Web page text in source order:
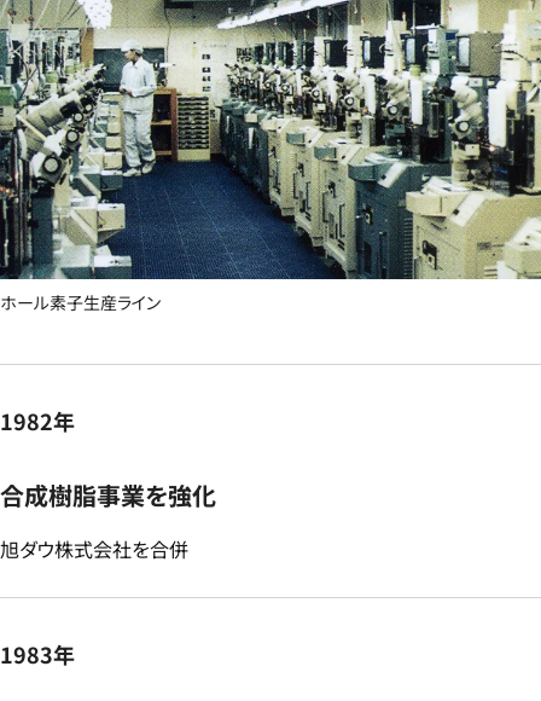
ホール素子生産ライン
1982年
​合成樹脂事業を強化​
旭ダウ株式会社を合併​
1983年